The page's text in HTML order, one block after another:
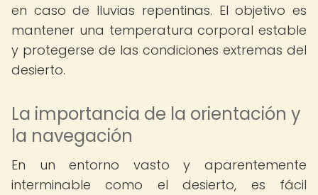
en caso de lluvias repentinas. El objetivo es
mantener una temperatura corporal estable
y protegerse de las condiciones extremas del
desierto.
La importancia de la orientación y
la navegación
En un entorno vasto y aparentemente
interminable como el desierto, es fácil